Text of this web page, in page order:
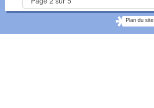
Plan du site